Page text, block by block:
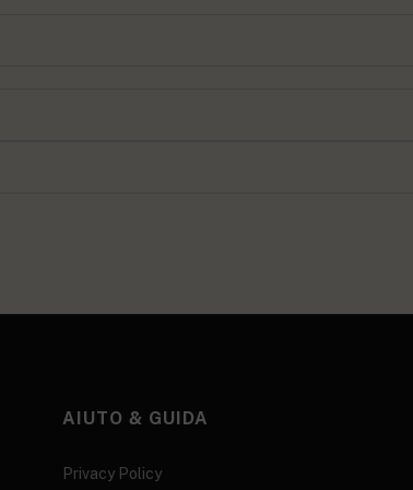
AIUTO & GUIDA
Privacy Policy